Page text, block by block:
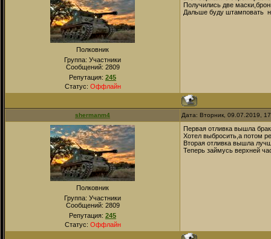
Полковник
Группа: Участники
Сообщений: 2809
Репутация: 245
Статус: Оффлайн
Получились две
Дальше буду штамповать
shermanm4 Дата: Вторник, 09.07.2019,
Полковник
Группа: Участники
Сообщений: 2809
Репутация: 245
Статус: Оффлайн
Первая отливка вышла
Хотел выбросить,а потом
Вторая отливка вышла
Теперь займусь верхней